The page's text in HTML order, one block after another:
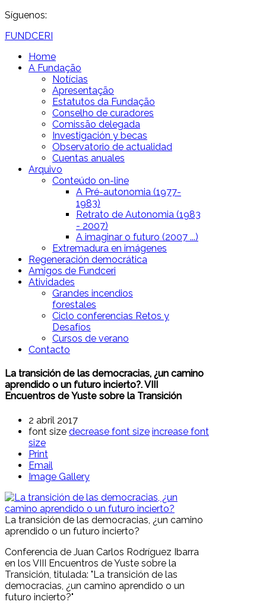
Síguenos:
FUNDCERI
Home
A Fundação
Notícias
Apresentação
Estatutos da Fundação
Conselho de curadores
Comissão delegada
Investigación y becas
Observatorio de actualidad
Cuentas anuales
Arquivo
Conteúdo on-line
A Pré-autonomia (1977-
1983)
Retrato de Autonomia (1983
- 2007)
A imaginar o futuro (2007 ...)
Extremadura en imágenes
Regeneración democrática
Amigos de Fundceri
Atividades
Grandes incendios
forestales
Ciclo conferencias Retos y
Desafíos
Cursos de verano
Contacto
La transición de las democracias, ¿un camino
aprendido o un futuro incierto?. VIII
Encuentros de Yuste sobre la Transición
2 abril 2017
font size decrease font size increase font
size
Print
Email
Image Gallery
La transición de las democracias, ¿un camino
aprendido o un futuro incierto?
Conferencia de Juan Carlos Rodríguez Ibarra
en los VIII Encuentros de Yuste sobre la
Transición, titulada: "La transición de las
democracias, ¿un camino aprendido o un
futuro incierto?"